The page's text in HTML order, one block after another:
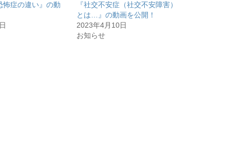
怖症の違い』の動
『社交不安症（社交不安障害）
とは…』の動画を公開！
2023年4月10日
お知らせ